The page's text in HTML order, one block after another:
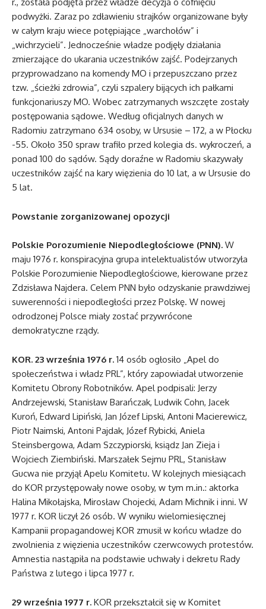
r., została podjęta przez władze decyzja o cofnięciu
podwyżki. Zaraz po zdławieniu strajków organizowane były
w całym kraju wiece potępiające „warchołów” i
„wichrzycieli”. Jednocześnie władze podjęły działania
zmierzające do ukarania uczestników zajść. Podejrzanych
przyprowadzano na komendy MO i przepuszczano przez
tzw. „ścieżki zdrowia”, czyli szpalery bijących ich pałkami
funkcjonariuszy MO. Wobec zatrzymanych wszczęte zostały
postępowania sądowe. Według oficjalnych danych w
Radomiu zatrzymano 634 osoby, w Ursusie – 172, a w Płocku
-55. Około 350 spraw trafiło przed kolegia ds. wykroczeń, a
ponad 100 do sądów. Sądy doraźne w Radomiu skazywały
uczestników zajść na kary więzienia do 10 lat, a w Ursusie do
5 lat.
Powstanie zorganizowanej opozycji
Polskie Porozumienie Niepodległościowe (PNN). W
maju 1976 r. konspiracyjna grupa intelektualistów utworzyła
Polskie Porozumienie Niepodległościowe, kierowane przez
Zdzisława Najdera. Celem PNN było odzyskanie prawdziwej
suwerenności i niepodległości przez Polskę. W nowej
odrodzonej Polsce miały zostać przywrócone
demokratyczne rządy.
KOR. 23 września 1976 r. 14 osób ogłosiło „Apel do
społeczeństwa i władz PRL”, który zapowiadał utworzenie
Komitetu Obrony Robotników. Apel podpisali: Jerzy
Andrzejewski, Stanisław Barańczak, Ludwik Cohn, Jacek
Kuroń, Edward Lipiński, Jan Józef Lipski, Antoni Macierewicz,
Piotr Naimski, Antoni Pajdak, Józef Rybicki, Aniela
Steinsbergowa, Adam Szczypiorski, ksiądz Jan Zieja i
Wojciech Ziembiński. Marszałek Sejmu PRL, Stanisław
Gucwa nie przyjął Apelu Komitetu. W kolejnych miesiącach
do KOR przystępowały nowe osoby, w tym m.in.: aktorka
Halina Mikołajska, Mirosław Chojecki, Adam Michnik i inni. W
1977 r. KOR liczył 26 osób. W wyniku wielomiesięcznej
Kampanii propagandowej KOR zmusił w końcu władze do
zwolnienia z więzienia uczestników czerwcowych protestów.
Amnestia nastąpiła na podstawie uchwały i dekretu Rady
Państwa z lutego i lipca 1977 r.
29 września 1977 r. KOR przekształcił się w Komitet